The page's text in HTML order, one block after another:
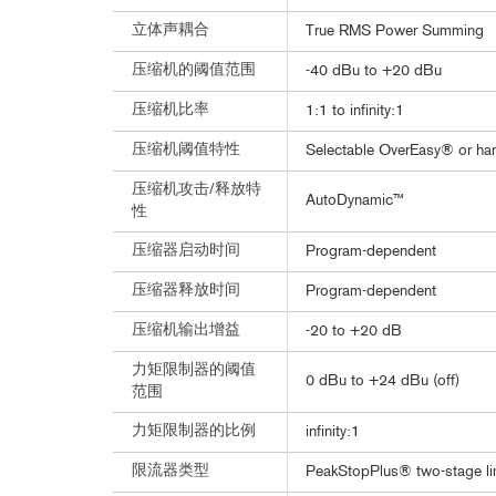
立体声耦合 True RMS Power Summing
压缩机的阈值范围 -40 dBu to +20 dBu
压缩机比率 1:1 to infinity:1
压缩机阈值特性 Selectable OverEasy® or
压缩机攻击/释放特
性
AutoDynamic™
压缩器启动时间 Program-dependent
压缩器释放时间 Program-dependent
压缩机输出增益 -20 to +20 dB
力矩限制器的阈值
范围
0 dBu to +24 dBu (off)
力矩限制器的比例 infinity:1
限流器类型 PeakStopPlus® two-stage